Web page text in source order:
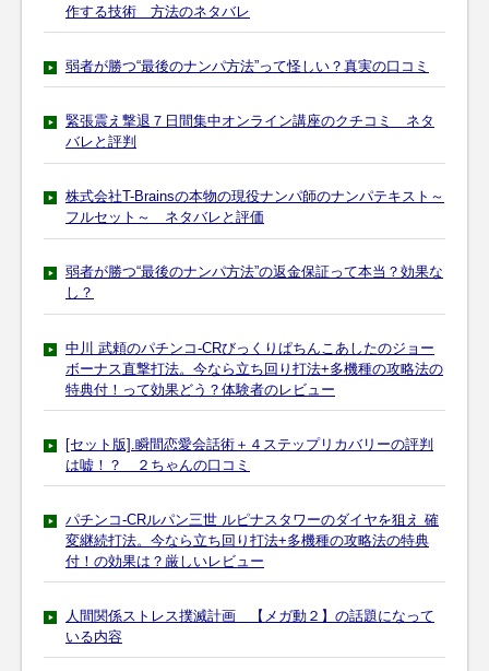
作する技術 方法のネタバレ
弱者が勝つ“最後のナンパ方法”って怪しい？真実の口コミ
緊張震え撃退７日間集中オンライン講座のクチコミ ネタ
バレと評判
株式会社T-Brainsの本物の現役ナンパ師のナンパテキスト～
フルセット～ ネタバレと評価
弱者が勝つ“最後のナンパ方法”の返金保証って本当？効果な
し？
中川 武頼のパチンコ-CRびっくりぱちんこあしたのジョー
ボーナス直撃打法。今なら立ち回り打法+多機種の攻略法の
特典付！って効果どう？体験者のレビュー
[セット版].瞬間恋愛会話術＋４ステップリカバリーの評判
は嘘！？ ２ちゃんの口コミ
パチンコ-CRルパン三世 ルピナスタワーのダイヤを狙え 確
変継続打法。今なら立ち回り打法+多機種の攻略法の特典
付！の効果は？厳しいレビュー
人間関係ストレス撲滅計画 【メガ動２】の話題になって
いる内容